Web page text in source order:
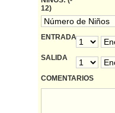
12)
ENTRADA
SALIDA
COMENTARIOS